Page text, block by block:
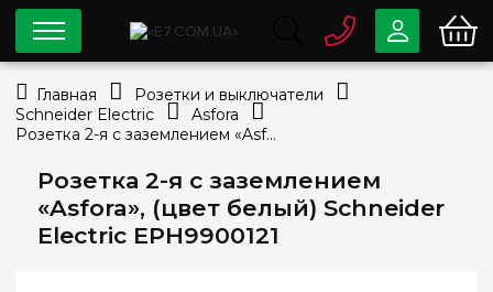
Розетка 2-я с заземлением
«Asfora», (цвет белый) Schneider
Electric EPH9900121
0 80033-63-07
info@e7.com.ua
Viber Telegram
Главная
Розетки и выключатели
Schneider Electric
Asfora
Розетка 2-я с заземлением «Asfora», (цвет белый) Schneider Electric EPH9900121